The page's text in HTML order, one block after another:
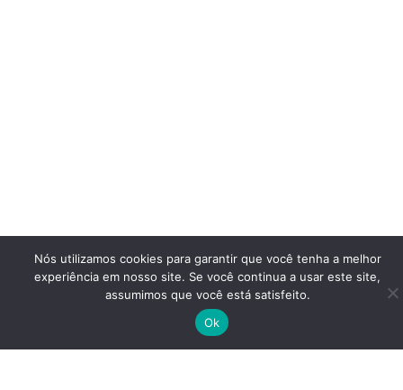
Nós utilizamos cookies para garantir que você tenha a melhor
experiência em nosso site. Se você continua a usar este site,
assumimos que você está satisfeito.
Ok